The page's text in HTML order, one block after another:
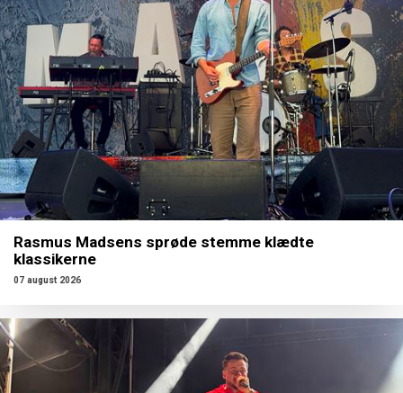
Rasmus Madsens sprøde stemme klædte
klassikerne
07 august 2026